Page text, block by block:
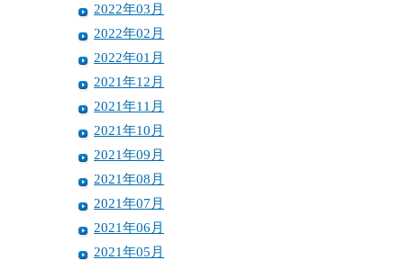
2022年03月
2022年02月
2022年01月
2021年12月
2021年11月
2021年10月
2021年09月
2021年08月
2021年07月
2021年06月
2021年05月